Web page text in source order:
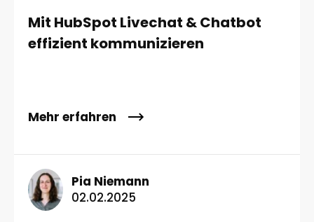
Mit HubSpot Livechat & Chatbot
effizient kommunizieren
Mehr erfahren
Pia Niemann
02.02.2025